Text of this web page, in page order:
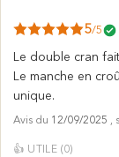
5/5
Le double cran
Le manche en
unique.
Avis du 12/09/2025 ,
👍 UTILE (0)